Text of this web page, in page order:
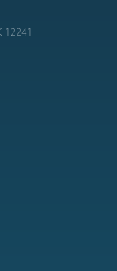
12241